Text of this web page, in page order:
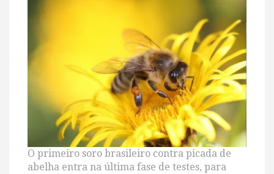
O primeiro soro brasileiro contra picada de
abelha entra na última fase de testes, para